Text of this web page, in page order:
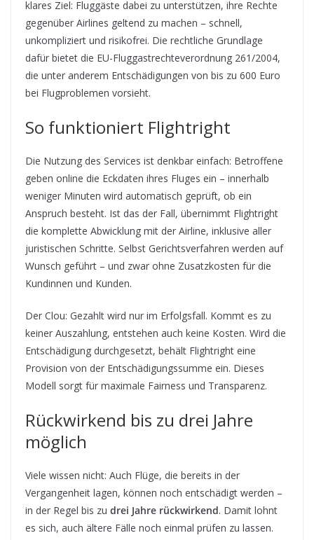
klares Ziel: Fluggäste dabei zu unterstützen, ihre Rechte
gegenüber Airlines geltend zu machen – schnell,
unkompliziert und risikofrei. Die rechtliche Grundlage
dafür bietet die EU-Fluggastrechteverordnung 261/2004,
die unter anderem Entschädigungen von bis zu 600 Euro
bei Flugproblemen vorsieht.
So funktioniert Flightright
Die Nutzung des Services ist denkbar einfach: Betroffene
geben online die Eckdaten ihres Fluges ein – innerhalb
weniger Minuten wird automatisch geprüft, ob ein
Anspruch besteht. Ist das der Fall, übernimmt Flightright
die komplette Abwicklung mit der Airline, inklusive aller
juristischen Schritte. Selbst Gerichtsverfahren werden auf
Wunsch geführt – und zwar ohne Zusatzkosten für die
Kundinnen und Kunden.
Der Clou: Gezahlt wird nur im Erfolgsfall. Kommt es zu
keiner Auszahlung, entstehen auch keine Kosten. Wird die
Entschädigung durchgesetzt, behält Flightright eine
Provision von der Entschädigungssumme ein. Dieses
Modell sorgt für maximale Fairness und Transparenz.
Rückwirkend bis zu drei Jahre
möglich
Viele wissen nicht: Auch Flüge, die bereits in der
Vergangenheit lagen, können noch entschädigt werden –
in der Regel bis zu drei Jahre rückwirkend. Damit lohnt
es sich, auch ältere Fälle noch einmal prüfen zu lassen.